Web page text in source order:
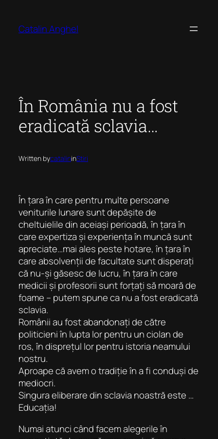
content
Catalin Anghel
În România nu a fost
eradicată sclavia…
Written bycatalininStiri
În țara în care pentru multe persoane
veniturile lunare sunt depășite de
cheltuielile din aceiași perioadă, în țara în
care expertiza și experiența în muncă sunt
apreciate…mai ales peste hotare, în țara în
care absolvenții de facultate sunt disperați
că nu-și găsesc de lucru, în țara în care
medicii și profesorii sunt forțați să moară de
foame – putem spune ca nu a fost eradicată
sclavia.
Românii au fost abandonați de către
politicieni în lupta lor pentru un ciolan de
ros, în disprețul lor pentru istoria neamului
nostru.
Aproape că avem o tradiție în a fi conduși de
mediocri.
Singura eliberare din sclavia noastră este …
Educația!
Numai atunci când facem alegerile în